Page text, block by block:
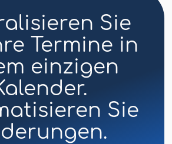
Sie
Termine in
einzigen
Sie